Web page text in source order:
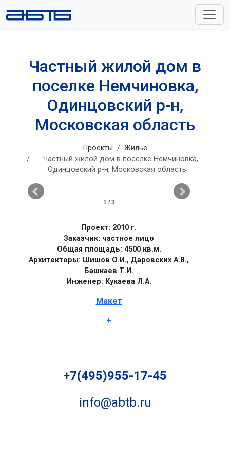
Частный жилой дом в
поселке Немчиновка,
Одинцовский р-н,
Московская область
Проекты
Жилье
Частный жилой дом в поселке Немчиновка,
Одинцовский р-н, Московская область
1 / 3
Проект: 2010 г.
Заказчик: частное лицо
Общая площадь: 4500 кв.м.
Архитекторы: Шишов О.И., Даровских А.В.,
Башкаев Т.И.
Инженер: Кукаева Л.А.
Макет
+
+7(495)955-17-45
info@abtb.ru